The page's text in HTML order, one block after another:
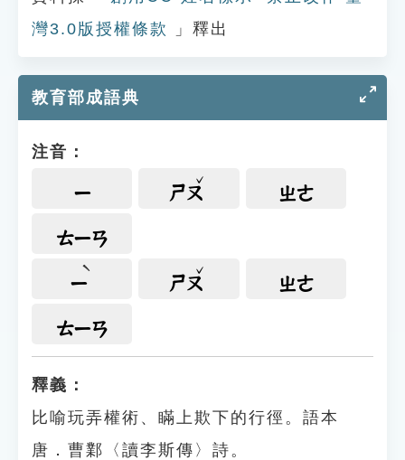
灣3.0版授權條款
」釋出
教育部成語典
注音：
ㄧ ㄕㄡ ㄓㄜ
ㄊㄧㄢ
ㄧ ㄕㄡ ㄓㄜ
ㄊㄧㄢ
釋義：
比喻玩弄權術、瞞上欺下的行徑。語本
唐．曹鄴〈讀李斯傳〉詩。